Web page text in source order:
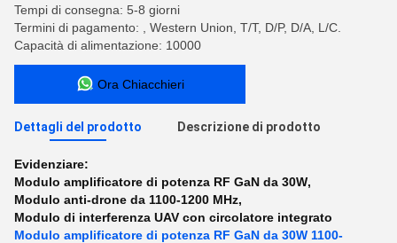
Tempi di consegna: 5-8 giorni
Termini di pagamento: , Western Union, T/T, D/P, D/A, L/C.
Capacità di alimentazione: 10000
Ora Chiacchieri
Dettagli del prodotto Descrizione di prodotto
Evidenziare:
Modulo amplificatore di potenza RF GaN da 30W,
Modulo anti-drone da 1100-1200 MHz,
Modulo di interferenza UAV con circolatore integrato
Modulo amplificatore di potenza RF GaN da 30W 1100-